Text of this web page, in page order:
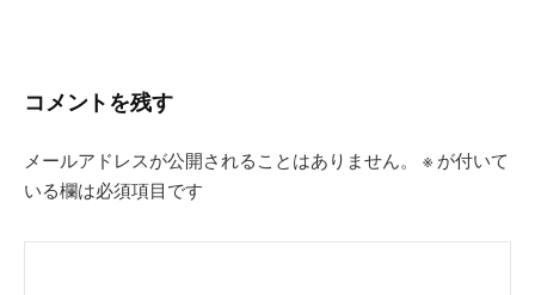
ン
コメントを残す
メールアドレスが公開されることはありません。 ※ が付いて
いる欄は必須項目です